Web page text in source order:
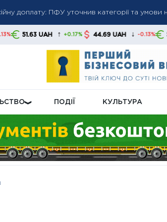
які правила діють і хто має
у серпні нарахують підвищену пенсійну
↑ +0.17% 44.69 UAH ↓ -0.13% 51.63 UAH ↑
ПОДІЇ КУЛЬТУРА